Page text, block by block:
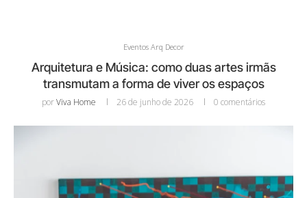
Eventos Arq Decor
Arquitetura e Música: como duas artes irmãs
transmutam a forma de viver os espaços
porViva Home 26 de junho de 2026 0 comentários